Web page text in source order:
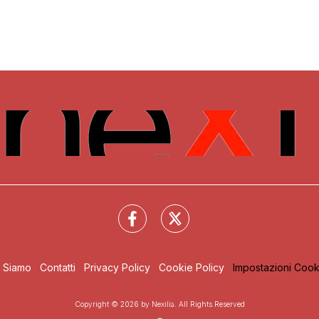
Siamo Contatti Privacy Policy Cookie Policy Impostazioni
Copyright © 2026 by Nexilia. All Rights Reserved